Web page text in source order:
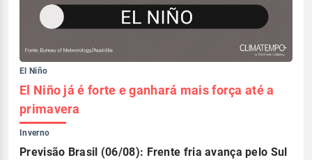
El Niño
El Niño já é forte e ganhará mais força até a
primavera
Inverno
Previsão Brasil (06/08): Frente fria avança pelo Sul